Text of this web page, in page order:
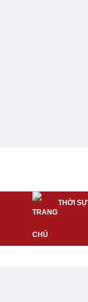
THỜI SỰ